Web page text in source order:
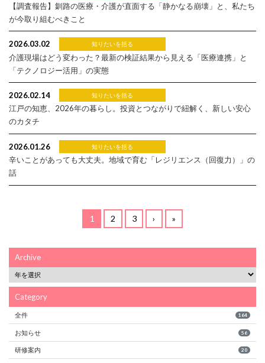
【調査報告】釧路の医療・介護が直面する「静かなる崩壊」と、私たち
が今取り組むべきこと
2026.03.02 知りたいを括る
介護現場はどう変わった？最新の検証結果から見える「医療連携」と
「テクノロジー活用」の実態
2026.02.14 知りたいを括る
江戸の知恵、2026年の暮らし。投資とつながりで紐解く、新しい安心
のカタチ
2026.01.26 知りたいを括る
辛いことがあっても大丈夫。地域で育む「レジリエンス（回復力）」の
話
1 2 3 › »
Archive
Category
全件 164
お知らせ 56
研修案内 20